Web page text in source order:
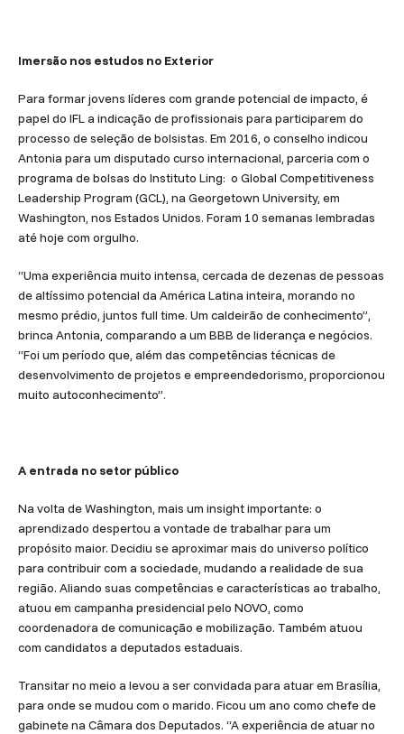
Imersão nos estudos no Exterior
Para formar jovens líderes com grande potencial de impacto, é
papel do IFL a indicação de profissionais para participarem do
processo de seleção de bolsistas. Em 2016, o conselho indicou
Antonia para um disputado curso internacional, parceria com o
programa de bolsas do Instituto Ling: o Global Competitiveness
Leadership Program (GCL), na Georgetown University, em
Washington, nos Estados Unidos. Foram 10 semanas lembradas
até hoje com orgulho.
“Uma experiência muito intensa, cercada de dezenas de pessoas
de altíssimo potencial da América Latina inteira, morando no
mesmo prédio, juntos full time. Um caldeirão de conhecimento”,
brinca Antonia, comparando a um BBB de liderança e negócios.
“Foi um período que, além das competências técnicas de
desenvolvimento de projetos e empreendedorismo, proporcionou
muito autoconhecimento”.
A entrada no setor público
Na volta de Washington, mais um insight importante: o
aprendizado despertou a vontade de trabalhar para um
propósito maior. Decidiu se aproximar mais do universo político
para contribuir com a sociedade, mudando a realidade de sua
região. Aliando suas competências e características ao trabalho,
atuou em campanha presidencial pelo NOVO, como
coordenadora de comunicação e mobilização. Também atuou
com candidatos a deputados estaduais.
Transitar no meio a levou a ser convidada para atuar em Brasília,
para onde se mudou com o marido. Ficou um ano como chefe de
gabinete na Câmara dos Deputados. “A experiência de atuar no